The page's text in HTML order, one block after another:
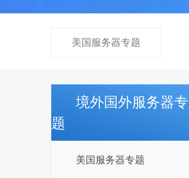
美国服务器专题
境外国外服务器专
题
美国服务器专题